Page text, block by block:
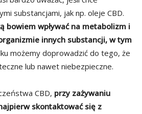
substancjami, jak np. oleje CBD.
bowiem wpływać na metabolizm i
innych substancji, w tym
możemy doprowadzić do tego, że
lub nawet niebezpieczne.
CBD, przy zażywaniu
skontaktować się z